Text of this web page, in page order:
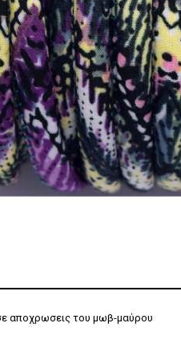
αποχρωσεις του μωβ-μαύρου